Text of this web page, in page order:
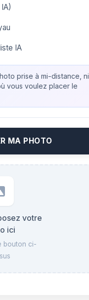
IA
prise à mi-distance, ni
vous voulez placer le
MA PHOTO
votre
ici
bouton ci-